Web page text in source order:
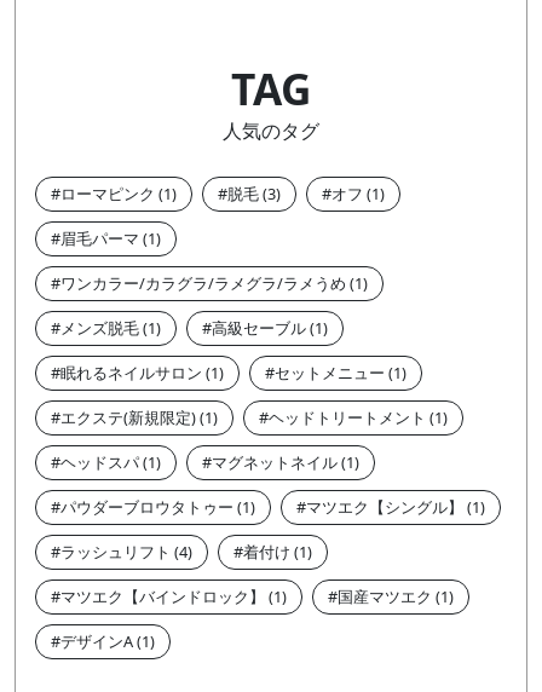
TAG
人気のタグ
ローマピンク 脱毛 オフ
眉毛パーマ
ワンカラー/カラグラ/ラメグラ/ラメうめ
メンズ脱毛 高級セーブル
眠れるネイルサロン セットメニュー
エクステ(新規限定) ヘッドトリートメント
ヘッドスパ マグネットネイル
パウダーブロウタトゥー マツエク【シングル】
ラッシュリフト 着付け
マツエク【バインドロック】 国産マツエク
デザインA